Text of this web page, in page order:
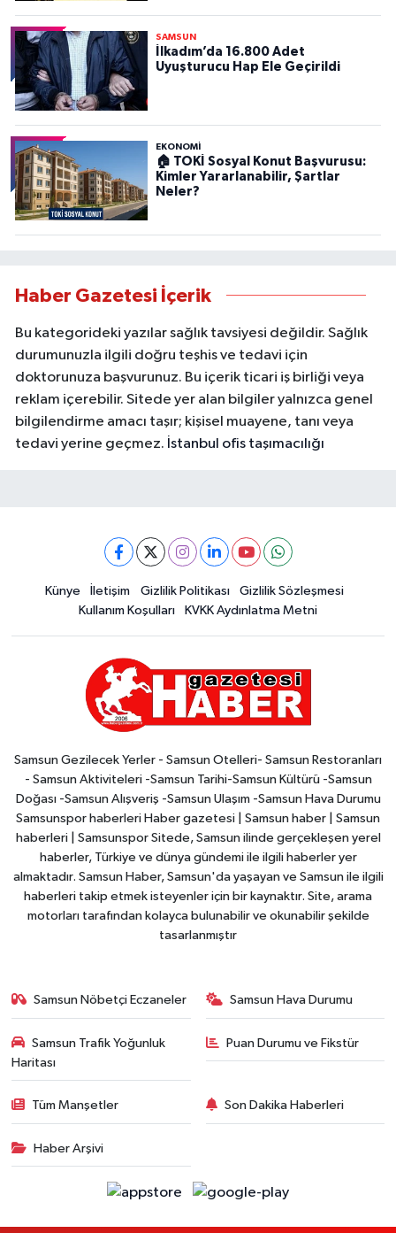
SAMSUN
İlkadım’da 16.800 Adet
Uyuşturucu Hap Ele Geçirildi
EKONOMİ
🏠 TOKİ Sosyal Konut Başvurusu:
Kimler Yararlanabilir, Şartlar
Neler?
Haber Gazetesi İçerik
Bu kategorideki yazılar sağlık tavsiyesi değildir. Sağlık
durumunuzla ilgili doğru teşhis ve tedavi için
doktorunuza başvurunuz. Bu içerik ticari iş birliği veya
reklam içerebilir. Sitede yer alan bilgiler yalnızca genel
bilgilendirme amacı taşır; kişisel muayene, tanı veya
tedavi yerine geçmez. İstanbul ofis taşımacılığı
Künye İletişim Gizlilik Politikası
Gizlilik Sözleşmesi
Kullanım Koşulları
KVKK Aydınlatma Metni
Samsun Gezilecek Yerler - Samsun Otelleri- Samsun Restoranları
- Samsun Aktiviteleri -Samsun Tarihi-Samsun Kültürü -Samsun
Doğası -Samsun Alışveriş -Samsun Ulaşım -Samsun Hava Durumu
Samsunspor haberleri Haber gazetesi | Samsun haber | Samsun
haberleri | Samsunspor Sitede, Samsun ilinde gerçekleşen yerel
haberler, Türkiye ve dünya gündemi ile ilgili haberler yer
almaktadır. Samsun Haber, Samsun'da yaşayan ve Samsun ile ilgili
haberleri takip etmek isteyenler için bir kaynaktır. Site, arama
motorları tarafından kolayca bulunabilir ve okunabilir şekilde
tasarlanmıştır
Samsun Nöbetçi Eczaneler Samsun Hava Durumu
Samsun Trafik Yoğunluk
Haritası
Puan Durumu ve Fikstür
Tüm Manşetler Son Dakika Haberleri
Haber Arşivi